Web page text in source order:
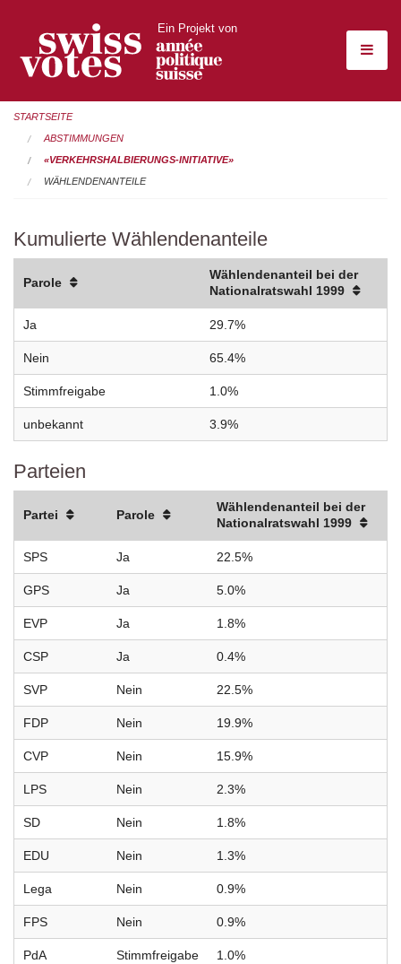
Ein Projekt von
STARTSEITE
ABSTIMMUNGEN
«VERKEHRSHALBIERUNGS-INITIATIVE»
WÄHLENDENANTEILE
Kumulierte Wählendenanteile
Parole
Wählendenanteil bei der
Nationalratswahl 1999
Ja 29.7%
Nein 65.4%
Stimmfreigabe 1.0%
unbekannt 3.9%
Parteien
Partei Parole
Wählendenanteil bei der
Nationalratswahl 1999
SPS Ja 22.5%
GPS Ja 5.0%
EVP Ja 1.8%
CSP Ja 0.4%
SVP Nein 22.5%
FDP Nein 19.9%
CVP Nein 15.9%
LPS Nein 2.3%
SD Nein 1.8%
EDU Nein 1.3%
Lega Nein 0.9%
FPS Nein 0.9%
PdA Stimmfreigabe 1.0%